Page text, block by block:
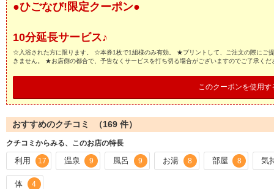
●ひごなび!限定クーポン●
10分延長サービス♪
☆入浴された方に限ります。 ☆本券1枚で1組様のみ有効。 ★プリントして、ご注文の際にご
きません。 ★お店側の都合で、予告なくサービスを打ち切る場合がございますのでご了承くだ
このクーポンを使用す
おすすめのクチコミ （169 件）
クチコミからみる、このお店の特長
利用 17 温泉 9 風呂 9 お湯 8 部屋 8 気
体 4